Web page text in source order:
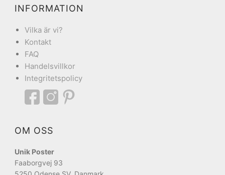
INFORMATION
Vilka är vi?
Kontakt
FAQ
Handelsvillkor
Integritetspolicy
OM OSS
Unik Poster
Faaborgvej 93